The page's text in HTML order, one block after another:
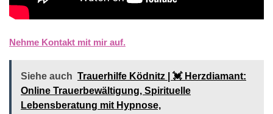
Nehme Kontakt mit mir auf.
Siehe auch Trauerhilfe Ködnitz | 💓️️ Herzdiamant:
Online Trauerbewältigung, Spirituelle
Lebensberatung mit Hypnose,